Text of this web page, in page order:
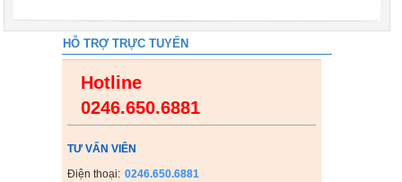
HỖ TRỢ TRỰC TUYẾN
Hotline
0246.650.6881
TƯ VẤN VIÊN
Điện thoại: 0246.650.6881